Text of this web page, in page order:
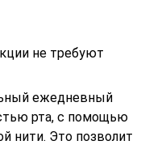
не требуют
ежедневный
рта, с помощью
нити. Это позволит